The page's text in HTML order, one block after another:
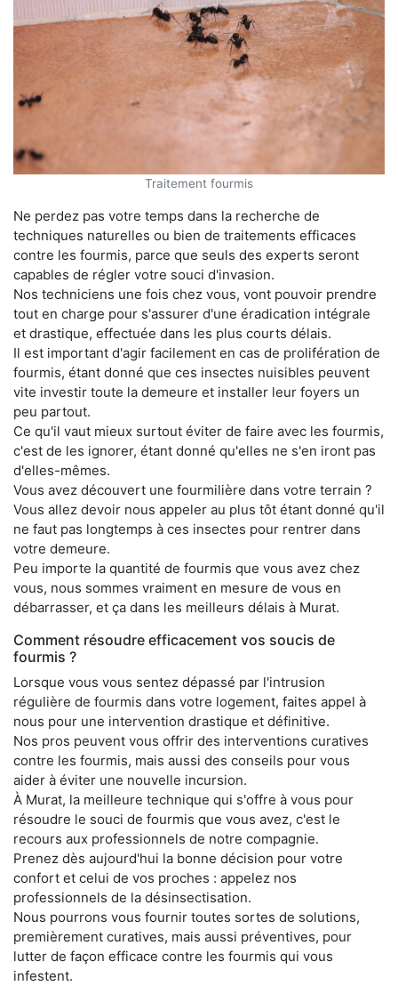
Traitement fourmis
Ne perdez pas votre temps dans la recherche de
techniques naturelles ou bien de traitements efficaces
contre les fourmis, parce que seuls des experts seront
capables de régler votre souci d'invasion.
Nos techniciens une fois chez vous, vont pouvoir prendre
tout en charge pour s'assurer d'une éradication intégrale
et drastique, effectuée dans les plus courts délais.
Il est important d'agir facilement en cas de prolifération de
fourmis, étant donné que ces insectes nuisibles peuvent
vite investir toute la demeure et installer leur foyers un
peu partout.
Ce qu'il vaut mieux surtout éviter de faire avec les fourmis,
c'est de les ignorer, étant donné qu'elles ne s'en iront pas
d'elles-mêmes.
Vous avez découvert une fourmilière dans votre terrain ?
Vous allez devoir nous appeler au plus tôt étant donné qu'il
ne faut pas longtemps à ces insectes pour rentrer dans
votre demeure.
Peu importe la quantité de fourmis que vous avez chez
vous, nous sommes vraiment en mesure de vous en
débarrasser, et ça dans les meilleurs délais à Murat.
Comment résoudre efficacement vos soucis de
fourmis ?
Lorsque vous vous sentez dépassé par l'intrusion
régulière de fourmis dans votre logement, faites appel à
nous pour une intervention drastique et définitive.
Nos pros peuvent vous offrir des interventions curatives
contre les fourmis, mais aussi des conseils pour vous
aider à éviter une nouvelle incursion.
À Murat, la meilleure technique qui s'offre à vous pour
résoudre le souci de fourmis que vous avez, c'est le
recours aux professionnels de notre compagnie.
Prenez dès aujourd'hui la bonne décision pour votre
confort et celui de vos proches : appelez nos
professionnels de la désinsectisation.
Nous pourrons vous fournir toutes sortes de solutions,
premièrement curatives, mais aussi préventives, pour
lutter de façon efficace contre les fourmis qui vous
infestent.